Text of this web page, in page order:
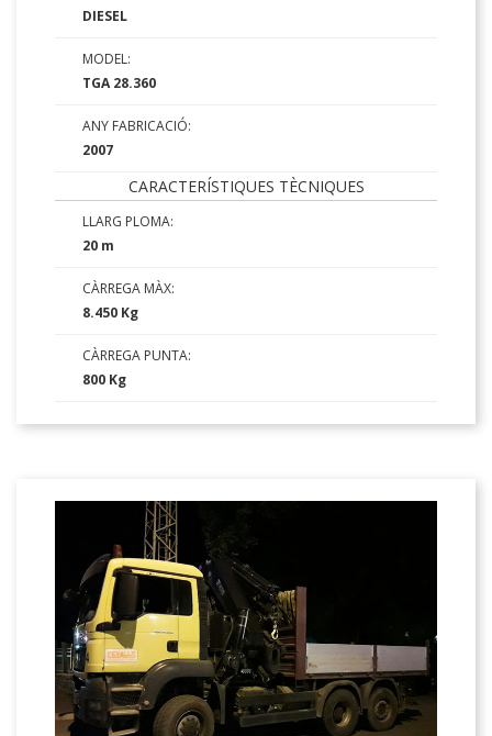
DIESEL
MODEL:
TGA 28.360
ANY FABRICACIÓ:
2007
CARACTERÍSTIQUES TÈCNIQUES
LLARG PLOMA:
20 m
CÀRREGA MÀX:
8.450 Kg
CÀRREGA PUNTA:
800 Kg